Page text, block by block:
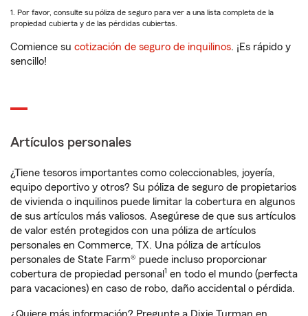
1. Por favor, consulte su póliza de seguro para ver a una lista completa de la
propiedad cubierta y de las pérdidas cubiertas.
Comience su cotización de seguro de inquilinos. ¡Es rápido y
sencillo!
Artículos personales
¿Tiene tesoros importantes como coleccionables, joyería,
equipo deportivo y otros? Su póliza de seguro de propietarios
de vivienda o inquilinos puede limitar la cobertura en algunos
de sus artículos más valiosos. Asegúrese de que sus artículos
de valor estén protegidos con una póliza de artículos
personales en Commerce, TX. Una póliza de artículos
personales de State Farm® puede incluso proporcionar
cobertura de propiedad personal 1 en todo el mundo (perfecta
para vacaciones) en caso de robo, daño accidental o pérdida.